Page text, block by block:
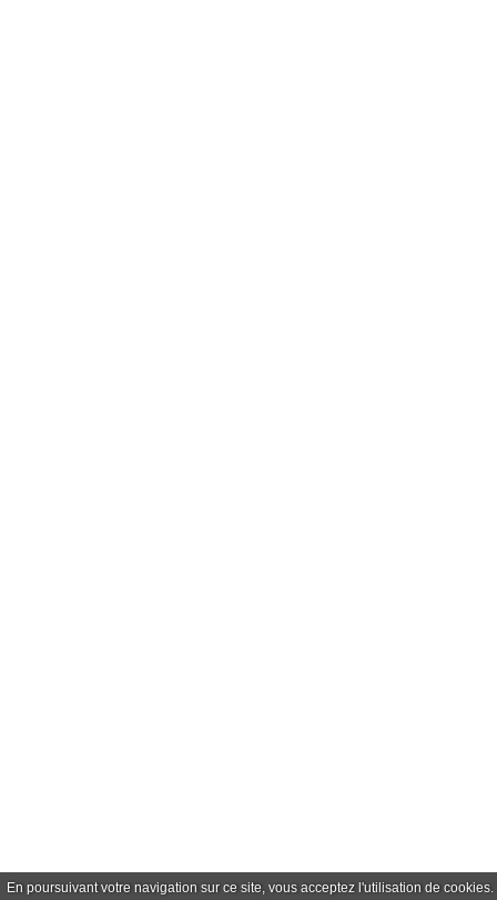
En poursuivant votre navigation sur ce site, vous acceptez l'utilisation de